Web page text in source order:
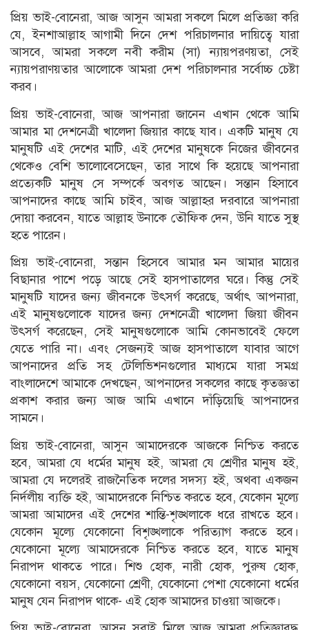
প্রিয় ভাই-বোনেরা, আজ আসুন আমরা সকলে মিলে প্রতিজ্ঞা করি
যে, ইনশাআল্লাহ আগামী দিনে দেশ পরিচালনার দায়িত্বে যারা
আসবে, আমরা সকলে নবী করীম (সা) ন্যায়পরণয়তা, সেই
ন্যায়পরাণয়তার আলোকে আমরা দেশ পরিচালনার সর্বোচ্চ চেষ্টা
করব।
প্রিয় ভাই-বোনেরা, আজ আপনারা জানেন এখান থেকে আমি
আমার মা দেশনেত্রী খালেদা জিয়ার কাছে যাব। একটি মানুষ যে
মানুষটি এই দেশের মাটি, এই দেশের মানুষকে নিজের জীবনের
থেকেও বেশি ভালোবেসেছেন, তার সাথে কি হয়েছে আপনারা
প্রত্যেকটি মানুষ সে সম্পর্কে অবগত আছেন। সন্তান হিসাবে
আপনাদের কাছে আমি চাইব, আজ আল্লাহর দরবারে আপনারা
দোয়া করবেন, যাতে আল্লাহ উনাকে তৌফিক দেন, উনি যাতে সুস্থ
হতে পারেন।
প্রিয় ভাই-বোনেরা, সন্তান হিসেবে আমার মন আমার মায়ের
বিছানার পাশে পড়ে আছে সেই হাসপাতালের ঘরে। কিন্তু সেই
মানুষটি যাদের জন্য জীবনকে উৎসর্গ করেছে, অর্থাৎ আপনারা,
এই মানুষগুলোকে যাদের জন্য দেশনেত্রী খালেদা জিয়া জীবন
উৎসর্গ করেছেন, সেই মানুষগুলোকে আমি কোনভাবেই ফেলে
যেতে পারি না। এবং সেজন্যই আজ হাসপাতালে যাবার আগে
আপনাদের প্রতি সহ টেলিভিশনগুলোর মাধ্যমে যারা সমগ্র
বাংলাদেশে আমাকে দেখছেন, আপনাদের সকলের কাছে কৃতজ্ঞতা
প্রকাশ করার জন্য আজ আমি এখানে দাঁড়িয়েছি আপনাদের
সামনে।
প্রিয় ভাই-বোনেরা, আসুন আমাদেরকে আজকে নিশ্চিত করতে
হবে, আমরা যে ধর্মের মানুষ হই, আমরা যে শ্রেণীর মানুষ হই,
আমরা যে দলেরই রাজনৈতিক দলের সদস্য হই, অথবা একজন
নির্দলীয় ব্যক্তি হই, আমাদেরকে নিশ্চিত করতে হবে, যেকোন মূল্যে
আমরা আমাদের এই দেশের শান্তি-শৃঙ্খলাকে ধরে রাখতে হবে।
যেকোন মূল্যে যেকোনো বিশৃঙ্খলাকে পরিত্যাগ করতে হবে।
যেকোনো মূল্যে আমাদেরকে নিশ্চিত করতে হবে, যাতে মানুষ
নিরাপদ থাকতে পারে। শিশু হোক, নারী হোক, পুরুষ হোক,
যেকোনো বয়স, যেকোনো শ্রেণী, যেকোনো পেশা যেকোনো ধর্মের
মানুষ যেন নিরাপদ থাকে- এই হোক আমাদের চাওয়া আজকে।